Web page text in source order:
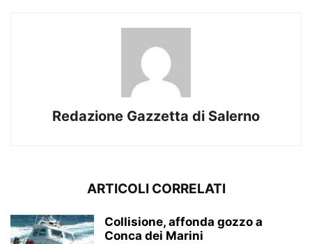
Redazione Gazzetta di Salerno
ARTICOLI CORRELATI
Collisione, affonda gozzo a
Conca dei Marini